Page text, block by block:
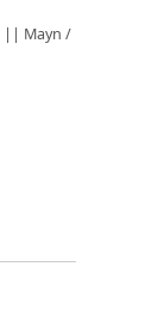
|| Mayn /